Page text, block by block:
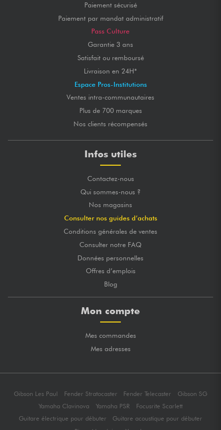
Paiement sécurisé
Paiement par mandat administratif
Pass Culture
Garantie 3 ans
Satisfait ou remboursé
Livraison en 24H*
Espace Pros-Institutions
Ventes intra-communautaires
Plus de 700 marques
Nos clients récompensés
Infos utiles
Contactez-nous
Qui sommes-nous ?
Nos magasins
Consulter nos guides d’achats
Conditions générales de ventes
Consulter notre FAQ
Données personnelles
Offres d’emplois
Blog
Mon compte
Mes commandes
Mes adresses
Gibson Les Paul Fender Stratocaster Fender Telecaster
Gibson SG
Yamaha Clavinova
Yamaha PSR
Focusrite Scarlett
Guitare électrique pour débuter
Guitare acoustique pour débuter